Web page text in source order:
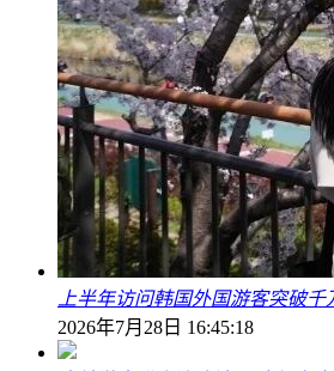
上半年访问韩国外国游客突破
2026年7月28日 16:45:18